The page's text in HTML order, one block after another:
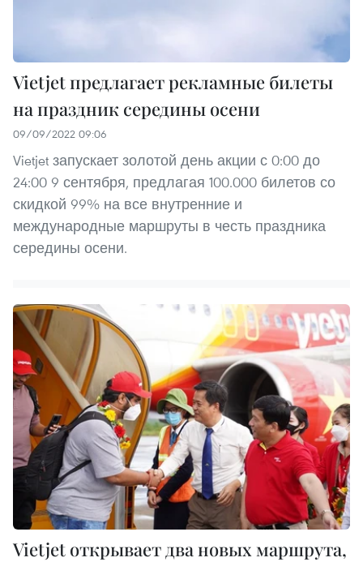
Vietjet предлагает рекламные билеты
на праздник середины осени
09/09/2022 09:06
Vietjet запускает золотой день акции с 0:00 до
24:00 9 сентября, предлагая 100.000 билетов со
скидкой 99% на все внутренние и
международные маршруты в честь праздника
середины осени.
Vietjet открывает два новых маршрута,